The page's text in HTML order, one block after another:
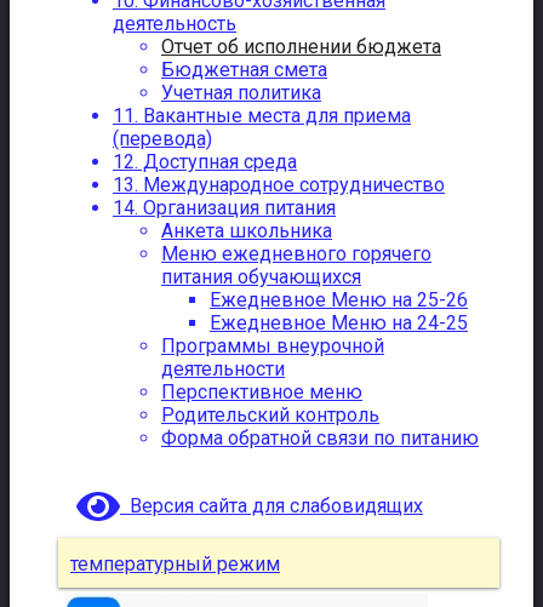
деятельность
Отчет об исполнении бюджета
Бюджетная смета
Учетная политика
11. Вакантные места для приема
(перевода)
12. Доступная среда
13. Международное сотрудничество
14. Организация питания
Анкета школьника
Меню ежедневного горячего
питания обучающихся
Ежедневное Меню на 25-26
Ежедневное Меню на 24-25
Программы внеурочной
деятельности
Перспективное меню
Родительский контроль
Форма обратной связи по питанию
Версия сайта для слабовидящих
температурный режим